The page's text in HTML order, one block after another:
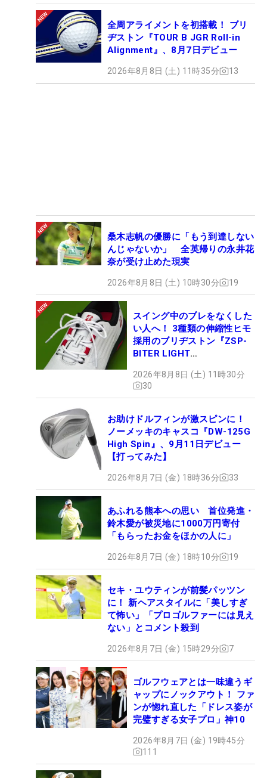
全周アライメントを初搭載！ ブリ
ヂストン『TOUR B JGR Roll-in
Alignment』、8月7日デビュー
2026年8月8日 (土) 11時35分 13
桑木志帆の優勝に「もう到達しない
んじゃないか」 全英帰りの永井花
奈が受け止めた現実
2026年8月8日 (土) 10時30分 19
スイング中のブレをなくした
い人へ！ 3種類の伸縮性ヒモ
採用のブリヂストン『ZSP-
BITER LIGHT
ュー
2026年8月8日 (土) 11時30分
30
お助けドルフィンが激スピンに！
ノーメッキのキャスコ『DW-125G
High Spin』、9月11日デビュー
【打ってみた】
2026年8月7日 (金) 18時36分 33
あふれる熊本への思い 首位発進・
鈴木愛が被災地に1000万円寄付
「もらったお金をほかの人に」
2026年8月7日 (金) 18時10分 19
セキ・ユウティンが前髪パッツン
に！ 新ヘアスタイルに「美しすぎ
て怖い」「プロゴルファーには見え
ない」とコメント殺到
2026年8月7日 (金) 15時29分 7
ゴルフウェアとは一味違うギ
ャップにノックアウト！ ファ
ンが惚れ直した「ドレス姿が
完璧すぎる女子プロ」神10
2026年8月7日 (金) 19時45分
111